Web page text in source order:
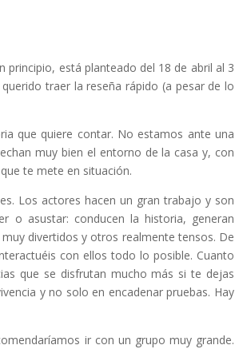
principio, está planteado del 18 de abril al 3
traer la reseña rápido (a pesar de lo
que quiere contar. No estamos ante una
muy bien el entorno de la casa y, con
te mete en situación.
Los actores hacen un gran trabajo y son
o asustar: conducen la historia, generan
divertidos y otros realmente tensos. De
con ellos todo lo posible. Cuanto
que se disfrutan mucho más si te dejas
y no solo en encadenar pruebas. Hay
ir con un grupo muy grande.